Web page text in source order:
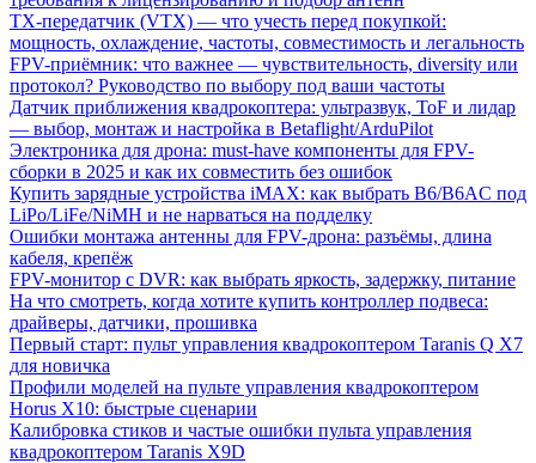
TX-передатчик (VTX) — что учесть перед покупкой:
мощность, охлаждение, частоты, совместимость и легальность
FPV-приёмник: что важнее — чувствительность, diversity или
протокол? Руководство по выбору под ваши частоты
Датчик приближения квадрокоптера: ультразвук, ToF и лидар
— выбор, монтаж и настройка в Betaflight/ArduPilot
Электроника для дрона: must-have компоненты для FPV-
сборки в 2025 и как их совместить без ошибок
Купить зарядные устройства iMAX: как выбрать B6/B6AC под
LiPo/LiFe/NiMH и не нарваться на подделку
Ошибки монтажа антенны для FPV-дрона: разъёмы, длина
кабеля, крепёж
FPV-монитор с DVR: как выбрать яркость, задержку, питание
На что смотреть, когда хотите купить контроллер подвеса:
драйверы, датчики, прошивка
Первый старт: пульт управления квадрокоптером Taranis Q X7
для новичка
Профили моделей на пульте управления квадрокоптером
Horus X10: быстрые сценарии
Калибровка стиков и частые ошибки пульта управления
квадрокоптером Taranis X9D